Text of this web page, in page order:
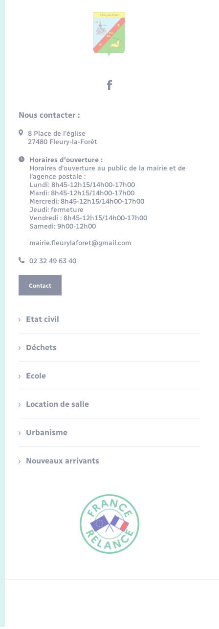
FR
Nous contacter :
8 Place de l’église
27480 Fleury-la-Forêt
Horaires d'ouverture :
Horaires d’ouverture au public de la mairie et de
l’agence postale :
Lundi: 8h45-12h15/14h00-17h00
Mardi: 8h45-12h15/14h00-17h00
Mercredi: 8h45-12h15/14h00-17h00
Jeudi: fermeture
Vendredi : 8h45-12h15/14h00-17h00
Samedi: 9h00-12h00
mairie.fleurylaforet@gmail.com
02 32 49 63 40
Contact
Etat civil
Déchets
Ecole
Location de salle
Urbanisme
Nouveaux arrivants